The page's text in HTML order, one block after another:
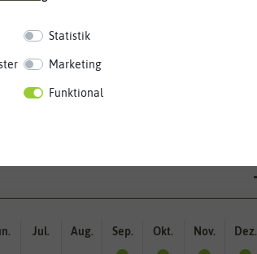
sein.
Jul. Aug. Sep. Okt. Nov. Dez.
Statistik
Marketing
Funktional